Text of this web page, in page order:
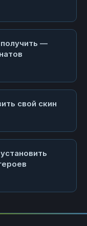
—
свой скин